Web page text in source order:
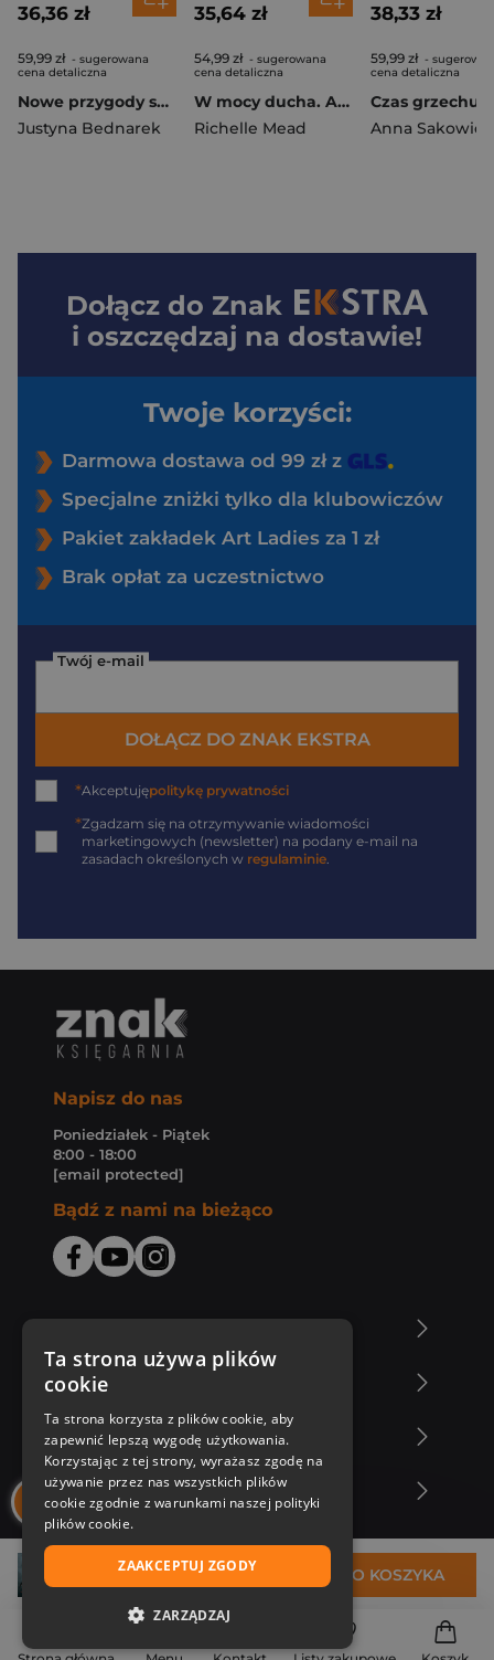
30,26 zł DO KOSZYKA
36,36 zł
59,99 zł - sugerowana
cena detaliczna
Nowe przygody skarpetek wyd 3
Justyna Bednarek
35,64 zł
54,99 zł - sugerowana
cena detaliczna
W mocy ducha. Akademia wampirów. Tom 5
Richelle Mead
38,33 zł
59,99 zł -
cena detaliczna
Anna Sakowicz
Dołącz do Znak
i oszczędzaj na dostawie!
Twoje korzyści:
Darmowa dostawa od 99 zł z
Specjalne zniżki tylko dla klubowiczów
Pakiet zakładek Art Ladies za 1 zł
Brak opłat za uczestnictwo
Twój e-mail
DOŁĄCZ DO ZNAK EKSTRA
*Akceptujępolitykę prywatności
*Zgadzam się na otrzymywanie wiadomości
marketingowych (newsletter) na podany e-mail na
zasadach określonych w regulaminie
Napisz do nas
Poniedziałek - Piątek
8:00 - 18:00
[email protected]
Bądź z nami na bieżąco
Zakupy u nas
Nasza oferta
Nasi autorzy
Ta strona używa plików
cookie
Ta strona korzysta z plików cookie, aby
zapewnić lepszą wygodę użytkowania.
Korzystając z tej strony, wyrażasz zgodę na
używanie przez nas wszystkich plików
cookie zgodnie z warunkami naszej polityki
plików cookie.
ZAAKCEPTUJ ZGODY
ZARZĄDZAJ